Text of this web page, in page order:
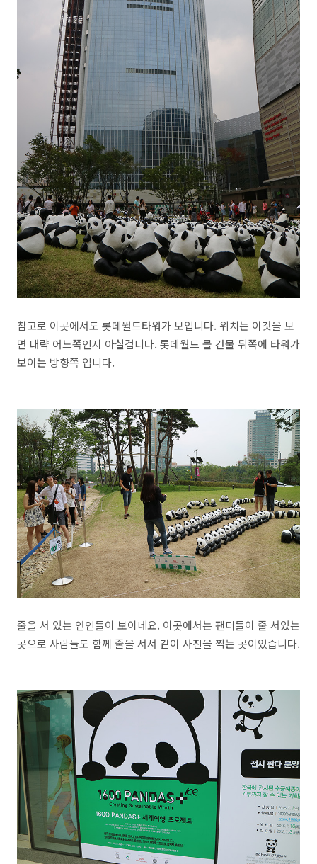
참고로 이곳에서도 롯데월드타워가 보입니다. 위치는 이것을 보
면 대략 어느쪽인지 아실겁니다. 롯데월드 몰 건물 뒤쪽에 타워가
보이는 방향쪽 입니다.
줄을 서 있는 연인들이 보이네요. 이곳에서는 팬더들이 줄 서있는
곳으로 사람들도 함께 줄을 서서 같이 사진을 찍는 곳이었습니다.